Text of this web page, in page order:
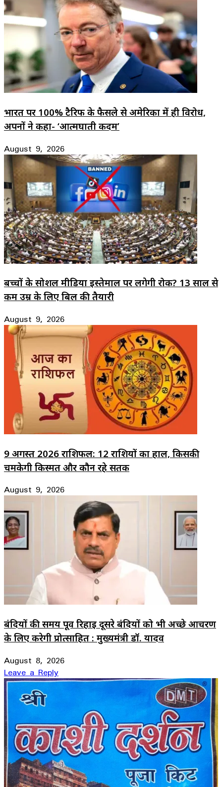
भारत पर 100% टैरिफ के फैसले से अमेरिका में ही विरोध,
अपनों ने कहा- ‘आत्मघाती कदम’
August 9, 2026
बच्चों के सोशल मीडिया इस्तेमाल पर लगेगी रोक? 13 साल से
कम उम्र के लिए बिल की तैयारी
August 9, 2026
9 अगस्त 2026 राशिफल: 12 राशियों का हाल, किसकी
चमकेगी किस्मत और कौन रहे सतर्क
August 9, 2026
बंदियों की समय पूर्व रिहाई दूसरे बंदियों को भी अच्छे आचरण
के लिए करेगी प्रोत्साहित : मुख्यमंत्री डॉ. यादव
August 8, 2026
Leave a Reply